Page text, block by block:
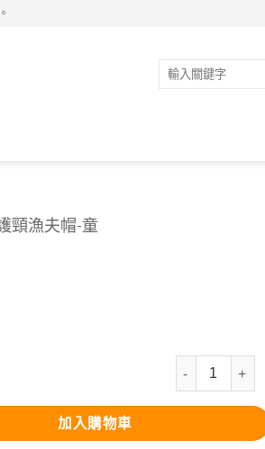
搜
頸漁夫帽-童
抗UV-圖樣護
加入購物車